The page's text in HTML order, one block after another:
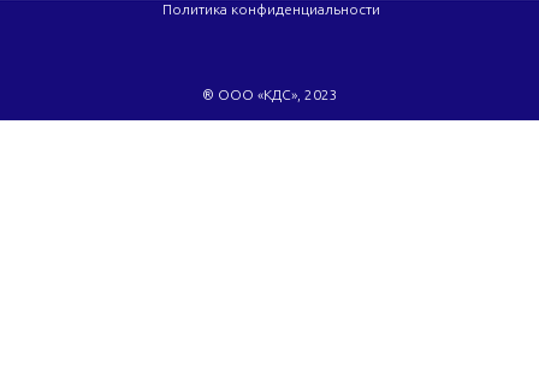
® ООО «КДС», 2023
Политика конфиденциальности